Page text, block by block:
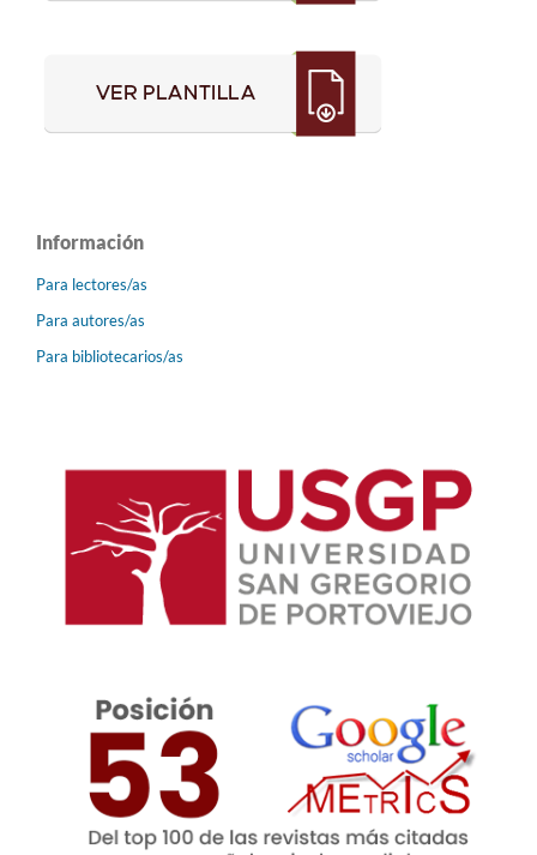
Información
Para lectores/as
Para autores/as
Para bibliotecarios/as